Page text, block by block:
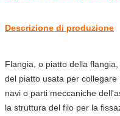
Descrizione di produzione
Flangia, o piatto della
del piatto usata per collegare
navi o parti meccaniche
la struttura del filo per la